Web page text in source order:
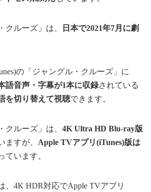
クルーズ」は、
日本で2021年7月に劇
の「ジャングル・クルーズ」に
語音声・字幕が1本に収録されている
を切り替えて視聴できます。
クルーズ」は、 4K Ultra HD Blu-ray版
ますが、 Apple TVアプリ(iTunes)版は
ています。
、4K HDR対応でApple TVアプリ